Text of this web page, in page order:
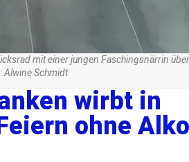
mit einer jungen Faschingsnärrin
Alwine Schmidt
wirbt in
ohne